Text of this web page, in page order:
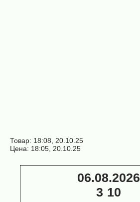
Товар: 18:08, 20.10.25
Цена: 18:05, 20.10.25
06.08.2026
3 10